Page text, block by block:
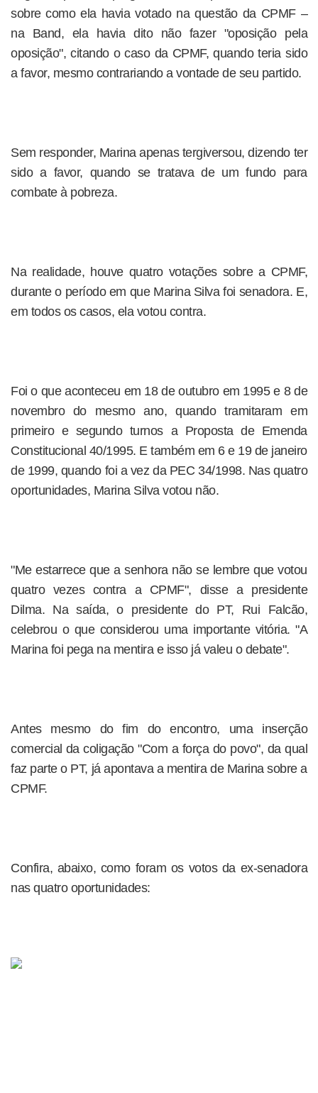
sobre como ela havia votado na questão da CPMF –
na Band, ela havia dito não fazer "oposição pela
oposição", citando o caso da CPMF, quando teria sido
a favor, mesmo contrariando a vontade de seu partido.
Sem responder, Marina apenas tergiversou, dizendo ter
sido a favor, quando se tratava de um fundo para
combate à pobreza.
Na realidade, houve quatro votações sobre a CPMF,
durante o período em que Marina Silva foi senadora. E,
em todos os casos, ela votou contra.
Foi o que aconteceu em 18 de outubro em 1995 e 8 de
novembro do mesmo ano, quando tramitaram em
primeiro e segundo turnos a Proposta de Emenda
Constitucional 40/1995. E também em 6 e 19 de janeiro
de 1999, quando foi a vez da PEC 34/1998. Nas quatro
oportunidades, Marina Silva votou não.
"Me estarrece que a senhora não se lembre que votou
quatro vezes contra a CPMF", disse a presidente
Dilma. Na saída, o presidente do PT, Rui Falcão,
celebrou o que considerou uma importante vitória. "A
Marina foi pega na mentira e isso já valeu o debate".
Antes mesmo do fim do encontro, uma inserção
comercial da coligação "Com a força do povo", da qual
faz parte o PT, já apontava a mentira de Marina sobre a
CPMF.
Confira, abaixo, como foram os votos da ex-senadora
nas quatro oportunidades: